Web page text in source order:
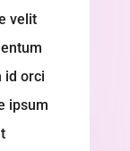
velit
id orci
ipsum